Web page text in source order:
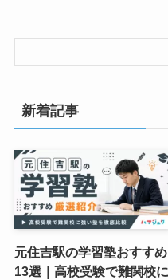
新着記事
元住吉駅の学習塾おすすめ
13選｜高校受験で難関校に